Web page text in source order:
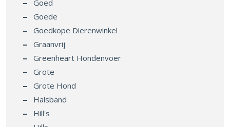
Goede
Goedkope Dierenwinkel
Graanvrij
Greenheart Hondenvoer
Grote
Grote Hond
Halsband
Hill's
Hills